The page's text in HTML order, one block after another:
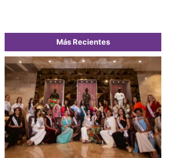
Más Recientes